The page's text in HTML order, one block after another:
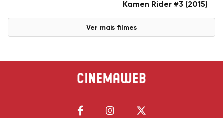
Kamen Rider #3 (2015)
Ver mais filmes